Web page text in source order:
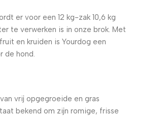
er voor een 12 kg-zak 10,6 kg
te verwerken is in onze brok. Met
en kruiden is Yourdog een
de hond.
vrij opgegroeide en gras
bekend om zijn romige, frisse